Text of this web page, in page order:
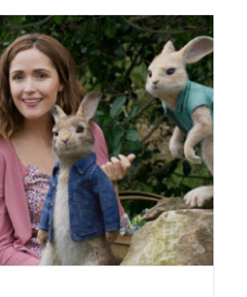
Petar: Skok u avanturu!